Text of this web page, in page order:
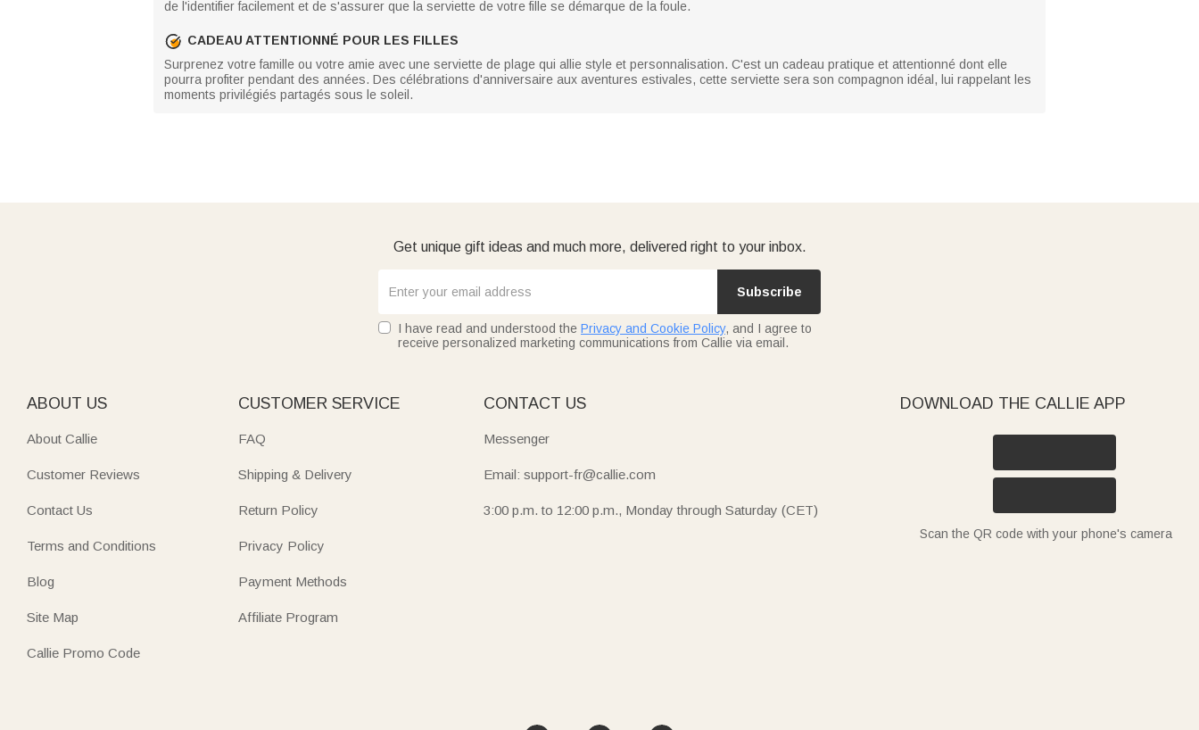
de l'identifier facilement et de s'assurer que la serviette de votre fille se démarque de la foule.
CADEAU ATTENTIONNÉ POUR LES FILLES
Surprenez votre famille ou votre amie avec une serviette de plage qui allie style et personnalisation. C'est un cadeau pratique et attentionné dont elle
pourra profiter pendant des années. Des célébrations d'anniversaire aux aventures estivales, cette serviette sera son compagnon idéal, lui rappelant les
moments privilégiés partagés sous le soleil.
Get unique gift ideas and much more, delivered right to your inbox.
Subscribe
I have read and understood the Privacy and Cookie Policy, and I agree to
receive personalized marketing communications from Callie via email.
ABOUT US
About Callie
Customer Reviews
Contact Us
Terms and Conditions
Blog
Site Map
Callie Promo Code
CUSTOMER SERVICE
FAQ
Shipping & Delivery
Return Policy
Privacy Policy
Payment Methods
Affiliate Program
CONTACT US
Messenger
Email: support-fr@callie.com
3:00 p.m. to 12:00 p.m., Monday through Saturday (CET)
DOWNLOAD THE CALLIE APP
Scan the QR code with your phone's camera